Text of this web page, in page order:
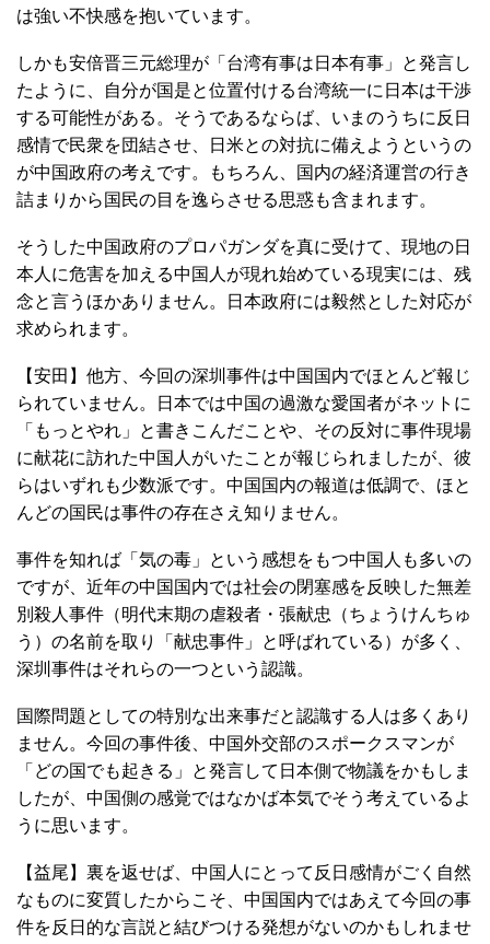
は強い不快感を抱いています。
しかも安倍晋三元総理が「台湾有事は日本有事」と発言し
たように、自分が国是と位置付ける台湾統一に日本は干渉
する可能性がある。そうであるならば、いまのうちに反日
感情で民衆を団結させ、日米との対抗に備えようというの
が中国政府の考えです。もちろん、国内の経済運営の行き
詰まりから国民の目を逸らさせる思惑も含まれます。
そうした中国政府のプロパガンダを真に受けて、現地の日
本人に危害を加える中国人が現れ始めている現実には、残
念と言うほかありません。日本政府には毅然とした対応が
求められます。
【安田】他方、今回の深圳事件は中国国内でほとんど報じ
られていません。日本では中国の過激な愛国者がネットに
「もっとやれ」と書きこんだことや、その反対に事件現場
に献花に訪れた中国人がいたことが報じられましたが、彼
らはいずれも少数派です。中国国内の報道は低調で、ほと
んどの国民は事件の存在さえ知りません。
事件を知れば「気の毒」という感想をもつ中国人も多いの
ですが、近年の中国国内では社会の閉塞感を反映した無差
別殺人事件（明代末期の虐殺者・張献忠（ちょうけんちゅ
う）の名前を取り「献忠事件」と呼ばれている）が多く、
深圳事件はそれらの一つという認識。
国際問題としての特別な出来事だと認識する人は多くあり
ません。今回の事件後、中国外交部のスポークスマンが
「どの国でも起きる」と発言して日本側で物議をかもしま
したが、中国側の感覚ではなかば本気でそう考えているよ
うに思います。
【益尾】裏を返せば、中国人にとって反日感情がごく自然
なものに変質したからこそ、中国国内ではあえて今回の事
件を反日的な言説と結びつける発想がないのかもしれませ